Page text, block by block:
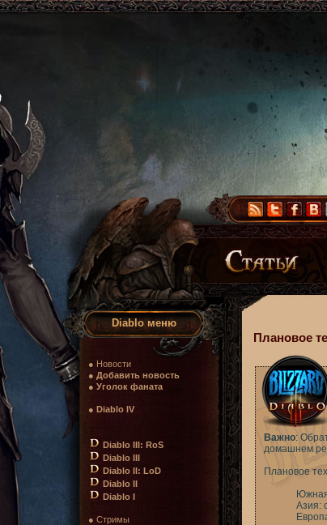
Diablo меню
● Новости
● Добавить новость
● Уголок фаната
● Diablo IV
Diablo III: RoS
Diablo III
Diablo II: LoD
Diablo II
Diablo I
● Стримы
Плановое
Важно:
домашнем
Плановое
Азия: